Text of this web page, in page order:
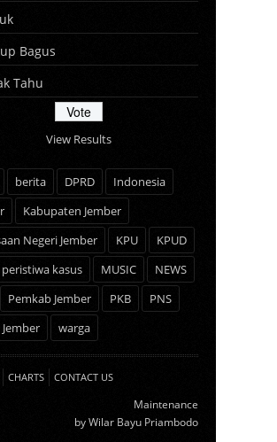
Bagus
Tahu
View Results
berita DPRD
Indonesia
Kabupaten Jember
Negeri Jember
KPU
KPUD
kasus
MUSIC
NEWS
Pemkab Jember PKB
PNS
warga
CHARTS CONTACT US
Maintenance
byWilar Bayu Priambodo